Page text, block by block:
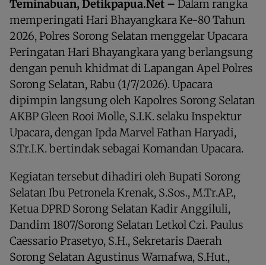
Teminabuan, Detikpapua.Net – Dalam rangka
memperingati Hari Bhayangkara Ke-80 Tahun
2026, Polres Sorong Selatan menggelar Upacara
Peringatan Hari Bhayangkara yang berlangsung
dengan penuh khidmat di Lapangan Apel Polres
Sorong Selatan, Rabu (1/7/2026). Upacara
dipimpin langsung oleh Kapolres Sorong Selatan
AKBP Gleen Rooi Molle, S.I.K. selaku Inspektur
Upacara, dengan Ipda Marvel Fathan Haryadi,
S.Tr.I.K. bertindak sebagai Komandan Upacara.
Kegiatan tersebut dihadiri oleh Bupati Sorong
Selatan Ibu Petronela Krenak, S.Sos., M.Tr.AP.,
Ketua DPRD Sorong Selatan Kadir Anggiluli,
Dandim 1807/Sorong Selatan Letkol Czi. Paulus
Caessario Prasetyo, S.H., Sekretaris Daerah
Sorong Selatan Agustinus Wamafwa, S.Hut.,